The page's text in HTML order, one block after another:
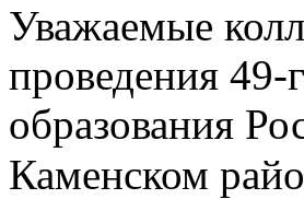
Уважаемые
проведения 49-
образования
Каменском